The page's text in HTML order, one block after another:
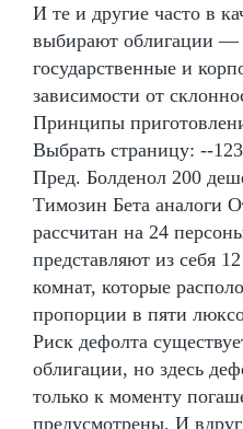
И те и другие часто в
выбирают облигации —
государственные и
зависимости от
Принципы
Выбрать страницу: --
Пред. Болденол 200
Tимозин Бета аналоги
рассчитан на 24
представляют из себя
комнат, которые
пропорции в пяти
Риск дефолта
облигации, но здесь
только к моменту
предусмотрены. И